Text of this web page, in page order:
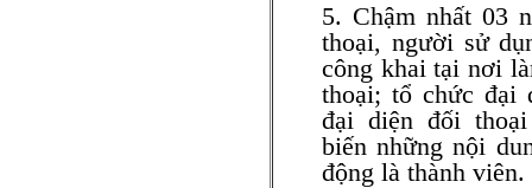
5. Chậm nhất 03
thoại, người sử
công khai tại nơi
thoại; tổ chức đại
đại diện đối
biến những nội
động là thành viên.